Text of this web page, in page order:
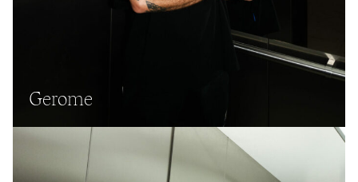
Gerome